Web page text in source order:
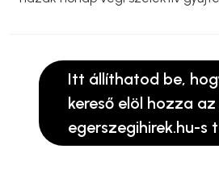
Itt állíthatod be,
kereső elöl hozza az
egerszegihirek.hu-s